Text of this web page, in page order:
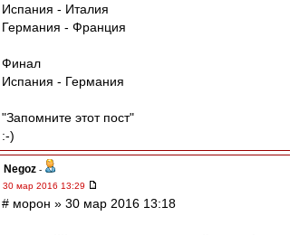
Испания - Италия
Германия - Франция
Финал
Испания - Германия
"Запомните этот пост"
:-)
Negoz -
30 мар 2016 13:29
# морон » 30 мар 2016 13:18